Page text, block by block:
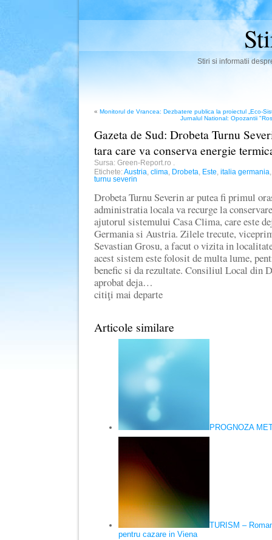
Stiri si informatii
« Monitorul de Vrancea: Dezbatere publica la proiectul „Eco-
Jurnalul National: Opozantii
Gazeta de Sud: Drobeta Turnu
tara care va conserva energie
Sursa: Green-Report.ro
Etichete:Austria clima Drobeta Este italia germania
turnu severin
Drobeta Turnu Severin ar putea fi primul
administratia locala va recurge la
ajutorul sistemului Casa Clima, care este
Germania si Austria. Zilele trecute,
Sevastian Grosu, a facut o vizita in
acest sistem este folosit de multa lume,
benefic si da rezultate. Consiliul Local din
aprobat deja…
citiţi mai departe
Articole similare
PROGNOZA
TURISM –
pentru cazare in Viena